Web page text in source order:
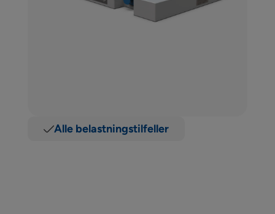
Alle belastningstilfeller